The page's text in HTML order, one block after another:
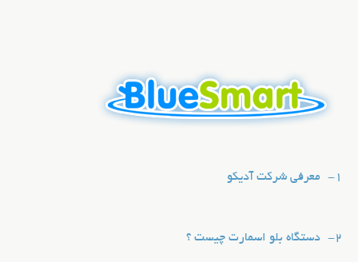
1- معرفی شرکت آدیکو
2- دستگاه بلو اسمارت چیست ؟